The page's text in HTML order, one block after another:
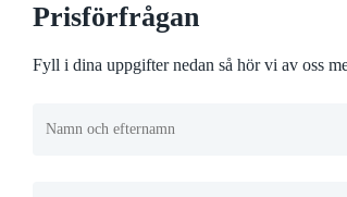
Prisförfrågan
Fyll i dina uppgifter nedan så hör vi av oss